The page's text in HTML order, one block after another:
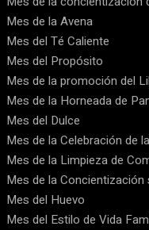
Mes de la Avena
Mes del Té Caliente
Mes del Propósito
Mes de la promoción del
Mes de la Horneada de
Mes del Dulce
Mes de la Celebración de
Mes de la Limpieza de
Mes de la
Mes del Huevo
Mes del Estilo de Vida